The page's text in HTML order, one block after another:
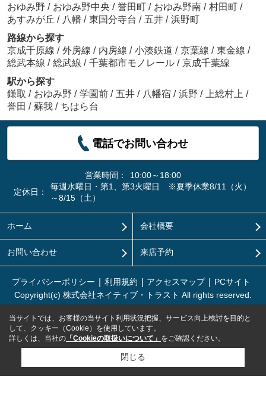
おゆみ野 / おゆみ野中央 / 誉田町 / おゆみ野南 / 村田町 /
あすみが丘 / 八幡 / 東国分寺台 / 五井 / 浜野町
路線から探す
京成千原線 / 外房線 / 内房線 / 小湊鉄道 / 京葉線 / 東金線 /
総武本線 / 総武線 / 千葉都市モノレール / 京成千葉線
駅から探す
鎌取 / おゆみ野 / 学園前 / 五井 / 八幡宿 / 浜野 / 上総村上 /
誉田 / 蘇我 / ちはら台
電話でお問い合わせ
営業時間：
10:00～18:00
定休日：
毎週水曜日・第1、第3火曜日 ※夏季休業8/11（火）
～8/15（土）
ホーム 会社概要
お問い合わせ 来店予約
プライバシーポリシー 利用規約 アクセスマップ
PCサイト
Copyright(c) 株式会社ネイティブ・トラスト All rights reserved.
当サイトでは、お客様の当サイト利用状況把握、サービス向上検討を目的と
して、クッキー（Cookie）を使用しています。
詳しくは、当社の 「Cookieの取扱いについて」 をご確認ください。
閉じる